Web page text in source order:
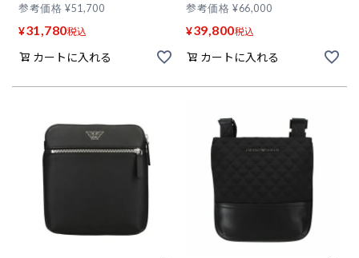
参考価格 ¥51,700
¥31,780税込
カートに入れる
参考価格 ¥66,000
¥39,800税込
カートに入れる